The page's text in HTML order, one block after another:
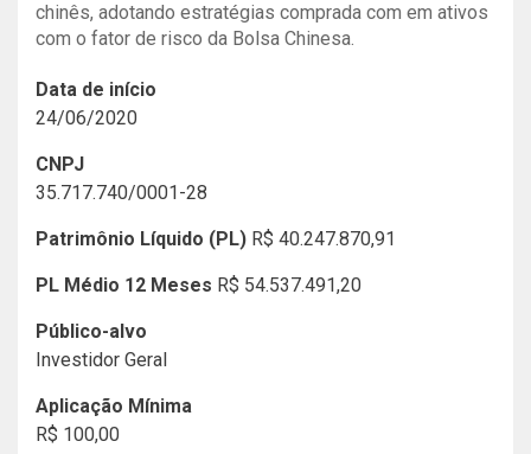
chinês, adotando estratégias comprada com em ativos
com o fator de risco da Bolsa Chinesa.
Data de início
24/06/2020
CNPJ
35.717.740/0001-28
Patrimônio Líquido (PL) R$ 40.247.870,91
PL Médio 12 Meses R$ 54.537.491,20
Público-alvo
Investidor Geral
Aplicação Mínima
R$ 100,00